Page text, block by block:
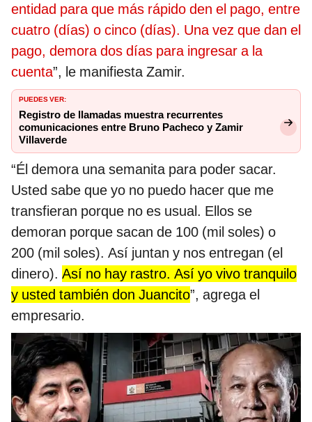
entidad para que más rápido den el pago, entre
cuatro (días) o cinco (días). Una vez que dan el
pago, demora dos días para ingresar a la
cuenta”, le manifiesta Zamir.
PUEDES VER:
Registro de llamadas muestra recurrentes
comunicaciones entre Bruno Pacheco y Zamir
Villaverde
“Él demora una semanita para poder sacar.
Usted sabe que yo no puedo hacer que me
transfieran porque no es usual. Ellos se
demoran porque sacan de 100 (mil soles) o
200 (mil soles). Así juntan y nos entregan (el
dinero). Así no hay rastro. Así yo vivo tranquilo
y usted también don Juancito”, agrega el
empresario.